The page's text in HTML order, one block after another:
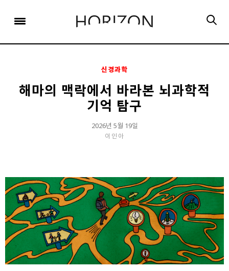
신경과학
해마의 맥락에서 바라본 뇌과학적
기억 탐구
2026년 5월 19일
이인아
x
로그인
소셜 계정으로 로그인할 수 있습니다.
비밀번호 찾기
보내기
SIGN UP
회원 가입을 통해 더 많은 정보를 받아보세요.
01
회원정보입력
02
이메일 인증
03
입력하신 이메일 주소
발송된 인증 메일에서 링크를 통해
회원 가입을 완료해 주세요.
SIGN UP
회원정보입력
02
이메일 인증 가입완료
이메일 인증이 완료되었습니다.
가입하신 이메일 주소로 로그인 후 서비스를 이용해주세요.
SIGN UP
회원 가입을 통해 더 많은 정보를 받아보세요.
01
회원정보입력
02
이메일 인증
03
8자 이상의 영문자와 숫자 조합으로 작성해 주세요.
회원가입 약관 동의 상세보기
개인정보의 수집 및 이용 안내 동의 상세보기